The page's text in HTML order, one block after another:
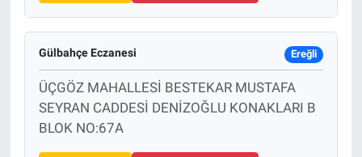
Gülbahçe Eczanesi Ereğli
ÜÇGÖZ MAHALLESİ BESTEKAR MUSTAFA
SEYRAN CADDESİ DENİZOĞLU KONAKLARI B
BLOK NO:67A